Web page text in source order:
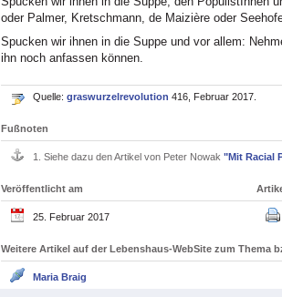
oder Palmer, Kretschmann, de Maizière oder
Spucken wir ihnen in die Suppe und vor allem:
ihn noch anfassen können.
Quelle: graswurzelrevolution 416, Februar 2017.
Fußnoten
1. Siehe dazu den Artikel von Peter Nowak "Mit Racial
Veröffentlicht am
25. Februar 2017
Weitere Artikel auf der Lebenshaus-WebSite zum Thema
Maria Braig